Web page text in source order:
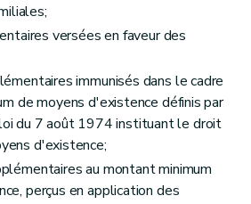
versées en faveur des
immunisés dans le cadre
de moyens d'existence définis par
du 7 août 1974 instituant le droit
d'existence;
au montant minimum
perçus en application des